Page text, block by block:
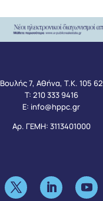
Βουλής 7, Αθήνα, Τ.Κ. 105 62
Τ: 210 333 9416
Ε: info@hppc.gr
Αρ. ΓΕΜΗ: 3113401000